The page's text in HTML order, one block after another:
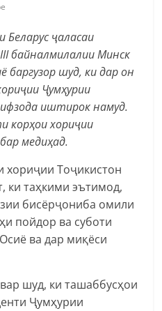
ҷаласаи
байналмилалии Минск
баргузор шуд, ки дар он
Ҷумҳурии
иштирок намуд.
корҳои хориҷии
медиҳад.
хориҷии Тоҷикистон
ки таҳкими эътимод,
бисёрҷониба омили
пойдор ва суботи
ва дар миқёси
шуд, ки ташаббусҳои
Ҷумҳурии